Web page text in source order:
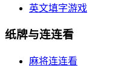
英文填字游戏
纸牌与连连看
麻将连连看